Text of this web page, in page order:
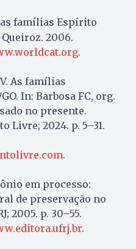
famílias Espírito
2006.
.
As famílias
In: Barbosa FC, org.
no presente.
Livre; 2024. p. 5–31.
.
em processo:
de preservação no
2005. p. 30–55.
.